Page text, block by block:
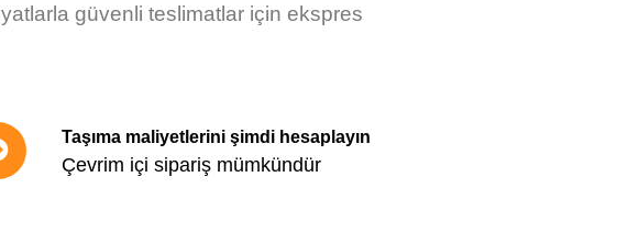
güvenli teslimatlar için ekspres
Taşıma maliyetlerini şimdi hesaplayın
Çevrim içi sipariş mümkündür